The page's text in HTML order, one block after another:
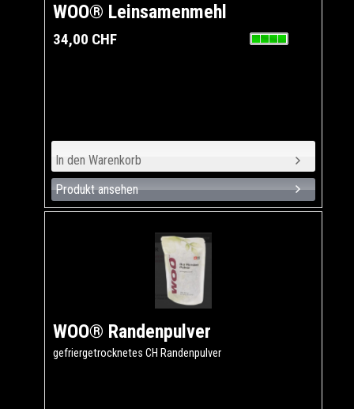
WOO® Leinsamenmehl
34,00 CHF
Produkt ansehen
WOO® Randenpulver
gefriergetrocknetes CH Randenpulver